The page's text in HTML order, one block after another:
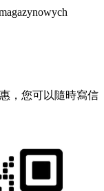
，您可以隨時寫信